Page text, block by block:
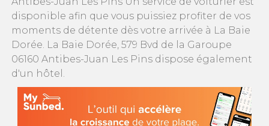
disponible afin que vous puissiez profiter de vos
moments de détente dès votre arrivée à La Baie
Dorée. La Baie Dorée, 579 Bvd de la Garoupe
06160 Antibes-Juan Les Pins dispose également
d'un hôtel.